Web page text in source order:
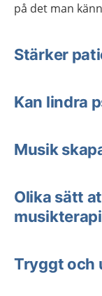
på det man
Stärker
Kan lindra
Musik
Olika sätt
musikterapi
Tryggt och